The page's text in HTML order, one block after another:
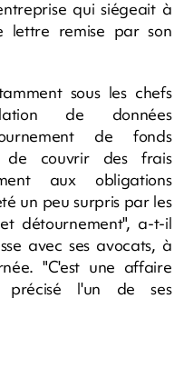
qui siégeait à
lettre remise par son
sous les chefs
de données
de fonds
de couvrir des frais
aux obligations
un peu surpris par les
détournement", a-t-il
avec ses avocats, à
"C'est une affaire
précisé l'un de ses